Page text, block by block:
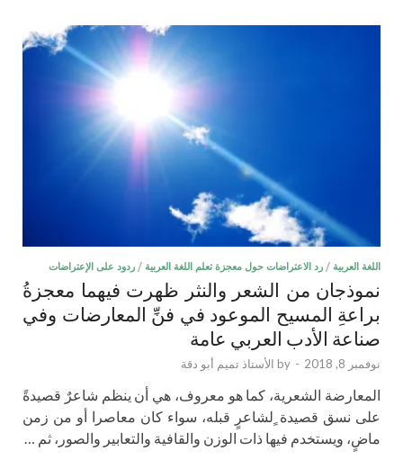
اللغة العربية / رد الاعتراضات حول معجزة تعلم اللغة العربية / ردود على الإعتراضات
نموذجان من الشعر والنثر ظهرت فيهما معجزةُ
براعةِ المسيح الموعود في فنِّ المعارضات وفي
صناعة الأدب العربي عامة
نوفمبر 8, 2018 -
by الأستاذ تميم أبو دقة
المعارضة الشعرية، كما هو معروف، هي أن ينظم شاعرٌ قصيدةً
على نسق قصيدة ٍلشاعرٍ قبله، سواء كان معاصرا أو من زمن
ماضٍ، ويستخدم فيها ذات الوزن والقافية والتعابير والصور، ثم …